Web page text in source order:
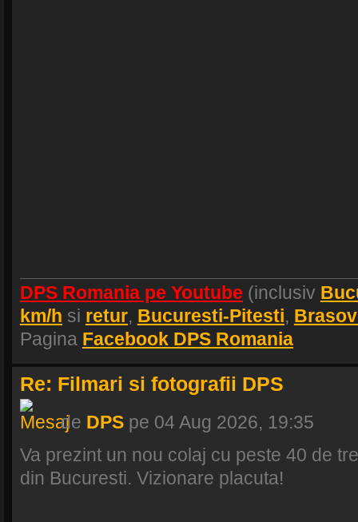
DPS Romania pe Youtube (inclusiv
km/h si retur, Bucuresti-Pitesti,
Pagina Facebook DPS Romania
Re: Filmari si fotografii DPS
de DPSpe 04 Aug 2026, 19:35
Va prezint un nou colaj cu peste 40 de
din Bucuresti. Vizionare placuta!